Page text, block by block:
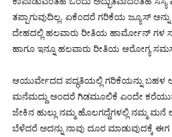
ತಪ್ಪಾಗುವುದಿಲ್ಲ. ಏಕೆಂದರೆ ಗರಿಕೆಯ ಜ್ಯೂಸ್
ದೇಹದಲ್ಲಿ ಹಲವಾರು ರೀತಿಯ ಹಾರ್ಮೋನ್ ಗಳ
ಹಾಗೂ ಇನ್ನೂ ಹಲವಾರು ರೀತಿಯ ಆರೋಗ್ಯ
ಆಯುರ್ವೇದದ ಪದ್ಧತಿಯಲ್ಲಿ ಗರಿಕೆಯನ್ನು ಬಹಳ
ಮನೆಮದ್ದು ಅಂದರೆ ಗಿಡಮೂಲಿಕೆ ಎಂದೇ
ಜೇಕಿನ ಹುಲ್ಲು ನಮ್ಮ ಹೊಲಗದ್ದೆಗಳಲ್ಲಿ ನಮ್ಮ ಮನೆ
ಬೆಳೆದರೆ ಅದನ್ನು ನಾವು ದೂರ ಮಾಡುವುದಕ್ಕೆ